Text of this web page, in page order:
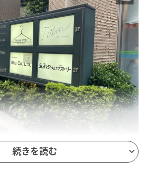
を構え、上野や渋谷にも店舗を展
続きを読む